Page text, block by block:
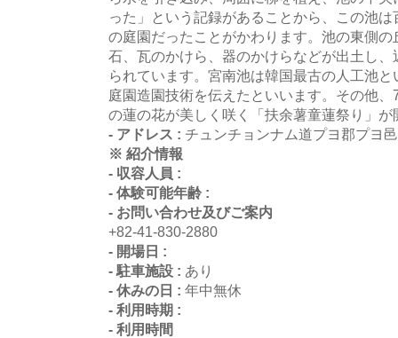
った」という記録があることから、この池
の庭園だったことがかわります。池の東側
石、瓦のかけら、器のかけらなどが出土し
られています。宮南池は韓国最古の人工池
庭園造園技術を伝えたといいます。その他
の蓮の花が美しく咲く「扶余薯童蓮祭り」が
- アドレス : チュンチョンナム道プヨ郡プヨ
※ 紹介情報
- 収容人員 :
- 体験可能年齢 :
- お問い合わせ及びご案内
+82-41-830-2880
- 開場日 :
- 駐車施設 : あり
- 休みの日 : 年中無休
- 利用時期 :
- 利用時間